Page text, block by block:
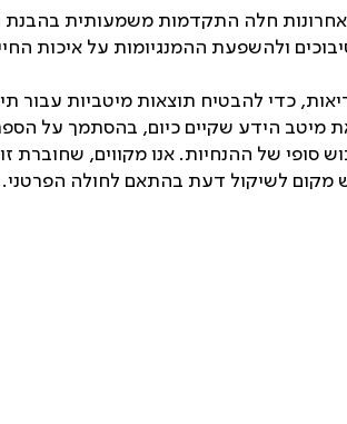
חלה התקדמות משמעותית בהבנת
ולהשפעת ההמנגיומות על איכות
כדי להבטיח תוצאות מיטביות עבור
את מיטב הידע שקיים כיום, בהסתמך על
של ההנחיות. אנו מקווים, שחוברת
מקום לשיקול דעת בהתאם לחולה הפרטני.‏